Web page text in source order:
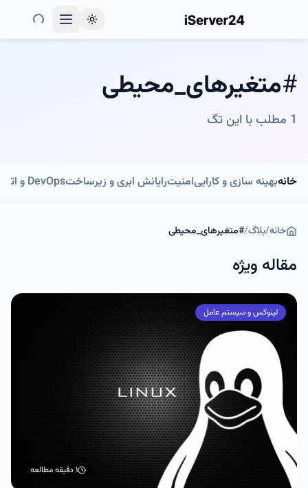
Toggle theme
#متغیرهای_محیطی
1 مطلب با این تگ
خانهبهینه سازی و کاراییامنیترایانش ابری و زیرساختDevOps و اتوماسیون
خانه/بلاگ/
#متغیرهای_محیطی
مقاله ویژه
لینوکس و سیستم عامل
۱ دقیقه مطالعه